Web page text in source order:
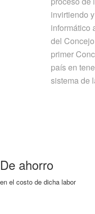
invirtiendo
informático
del
primer
país en
sistema de
De ahorro
en el costo de dicha labor